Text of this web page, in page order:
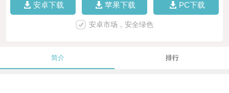
安卓下载 苹果下载 PC下载
安卓市场，安全绿色
简介 排行